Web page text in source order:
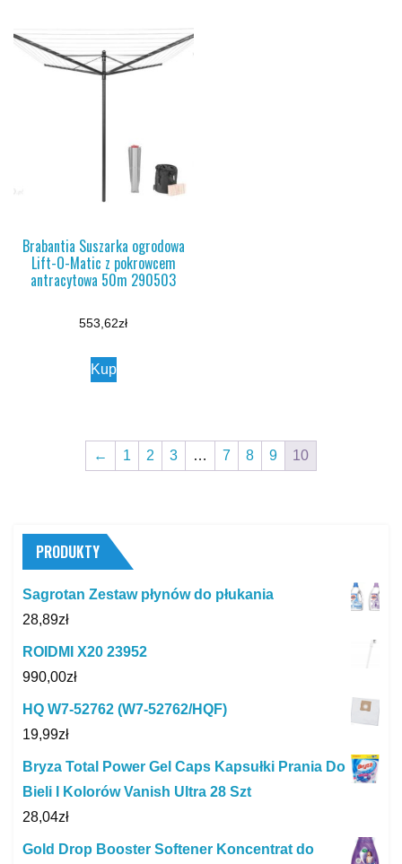
Brabantia Suszarka ogrodowa
Lift-O-Matic z pokrowcem
antracytowa 50m 290503
553,62zł
Kup
← 1 2 3 … 7 8 9 10
PRODUKTY
Sagrotan Zestaw płynów do płukania
28,89zł
ROIDMI X20 23952
990,00zł
HQ W7-52762 (W7-52762/HQF)
19,99zł
Bryza Total Power Gel Caps Kapsułki Prania Do
Bieli I Kolorów Vanish Ultra 28 Szt
28,04zł
Gold Drop Booster Softener Koncentrat do